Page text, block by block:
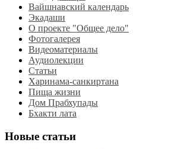
Вайшнавский календарь
Экадаши
О проекте "Общее дело"
Фотогалерея
Видеоматериалы
Аудиолекции
Статьи
Харинама-санкиртана
Пища жизни
Дом Прабхупады
Бхакти лата
Новые статьи